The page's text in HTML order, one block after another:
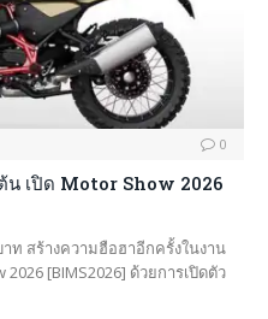
0
น เปิด Motor Show 2026
ท สร้างความฮือฮาอีกครั้งในงาน
[BIMS2026] ด้วยการเปิดตัว